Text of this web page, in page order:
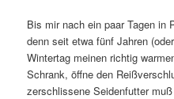
Bis mir nach ein paar Tagen
denn seit etwa fünf Jahren
Wintertag meinen richtig
Schrank, öffne den
zerschlissene Seidenfutter